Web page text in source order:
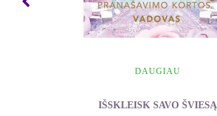
DAUGIAU
IŠSKLEISK SAVO ŠVIESĄ